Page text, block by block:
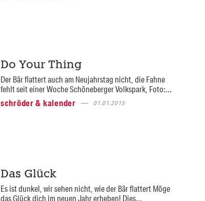
Do Your Thing
Der Bär flattert auch am Neujahrstag nicht, die Fahne
fehlt seit einer Woche Schöneberger Volkspark, Foto:...
schröder & kalender
01.01.2015
Das Glück
Es ist dunkel, wir sehen nicht, wie der Bär flattert Möge
das Glück dich im neuen Jahr erheben! Dies...